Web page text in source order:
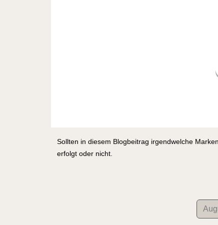
Sollten in diesem Blogbeitrag irgendwelche
erfolgt oder nicht.